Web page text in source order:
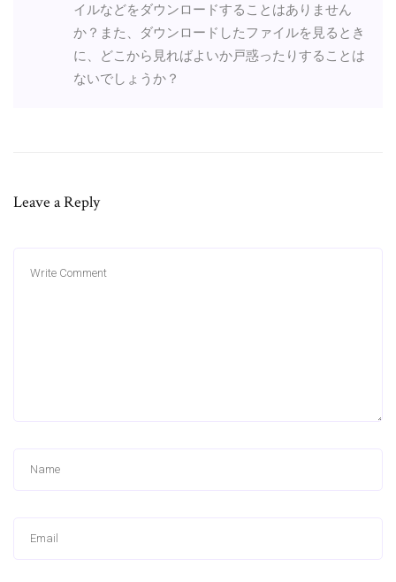
イルなどをダウンロードすることはありません
か？また、ダウンロードしたファイルを見るとき
に、どこから見ればよいか戸惑ったりすることは
ないでしょうか？
Leave a Reply